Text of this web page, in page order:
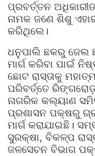
ପ୍ରବର୍ତ୍ତନ
ନାମକ ଜଣେ ଶିଶୁ
କରିଥିଲେ।
ଧନୁପାଲି ଛକରୁ ଜେଲ
ମାର୍ଗ କରିବା ପାଇଁ
ଛୋଟ ରାସ୍ତାକୁ
ପରିବର୍ତ୍ତେ
ନାଗରିକ କଲ୍ୟାଣ
ପ୍ରଶାସନ ପକ୍ଷରୁ
ମାର୍ଗ କରାଯାଇଛି।
ସୁରକ୍ଷା, ବିକଳ୍ପ
ଜଳସେଚନ ବିଭାଗ